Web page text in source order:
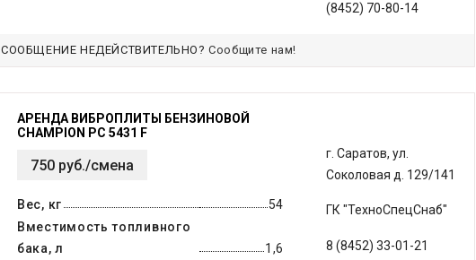
(8452) 70-80-14
СООБЩЕНИЕ НЕДЕЙСТВИТЕЛЬНО? Сообщите нам!
АРЕНДА ВИБРОПЛИТЫ БЕНЗИНОВОЙ
CHAMPION PC 5431 F
750 руб./смена
Вес, кг
54
Вместимость топливного
бака, л
1,6
г. Саратов, ул.
Соколовая д. 129/141
ГК "ТехноСпецСнаб"
8 (8452) 33-01-21